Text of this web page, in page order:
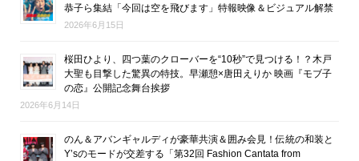
恭子ら集結「今回は空を飛びます」特報映像＆ビジュアル解禁
2026年6月15日
桜田ひより、四つ葉のクローバーを“10秒”で見つける！？木戸
大聖も目撃した驚異の特技。早瀬憩×唐田えりか 映画『モブ子
の恋』公開記念舞台挨拶
2026年6月14日
のん＆アバンギャルディが豪華共演＆囲み会見！伝統の和装と
Y’sのモードが交差する「第32回 Fashion Cantata from